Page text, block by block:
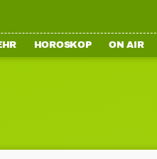
HOROSKOP ON AIR